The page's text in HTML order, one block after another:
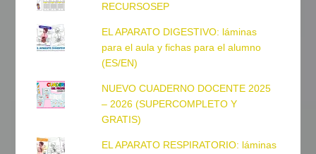
RECURSOSEP
EL APARATO DIGESTIVO: láminas
para el aula y fichas para el alumno
(ES/EN)
NUEVO CUADERNO DOCENTE 2025
– 2026 (SUPERCOMPLETO Y
GRATIS)
EL APARATO RESPIRATORIO: láminas